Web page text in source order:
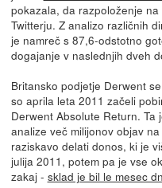
pokazala, da razpoloženje
Twitterju. Z analizo različnih
je namreč s 87,6-odstotno
dogajanje v naslednjih dveh
Britansko podjetje Derwent
so aprila leta 2011 začeli
Derwent Absolute Return.
analize več milijonov objav
raziskavo delati donos, ki je
julija 2011, potem pa je vse
zakaj - sklad je bil le mesec